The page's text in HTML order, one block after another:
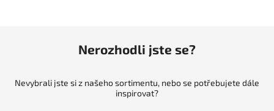
Nerozhodli jste se?
Nevybrali jste si z našeho sortimentu, nebo se potřebujete dále
inspirovat?